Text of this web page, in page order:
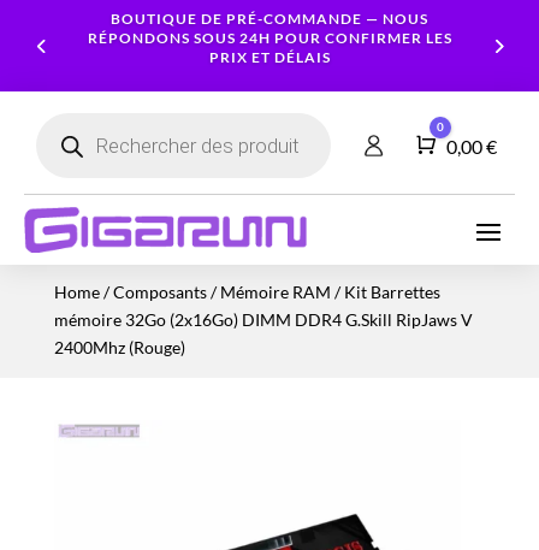
BOUTIQUE DE PRÉ-COMMANDE — NOUS
RÉPONDONS SOUS 24H POUR CONFIRMER LES
PRIX ET DÉLAIS
produits
Panier
0
0,00€
Home/Composants/Mémoire RAM / Kit Barrettes
mémoire 32Go (2x16Go) DIMM DDR4 G.Skill RipJaws V
2400Mhz (Rouge)
Ordinateurs
Portables
Ordinateurs
Processeur
Graphique
Mémoire
Alimentations
Ecrans
Serveur
NAS
SmartphonesLogiciels